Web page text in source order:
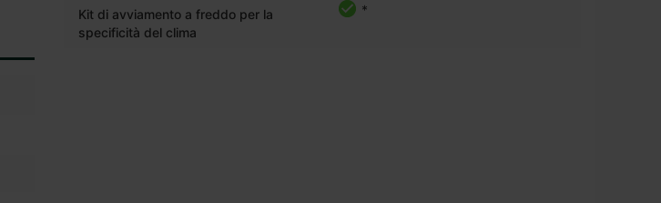
Kit di avviamento a freddo per la
specificità del clima
*